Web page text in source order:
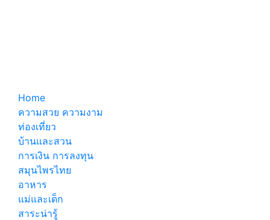
Home
ความสวย ความงาม
ท่องเที่ยว
บ้านและสวน
การเงิน การลงทุน
สมุนไพรไทย
อาหาร
แม่และเด็ก
สาระน่ารู้